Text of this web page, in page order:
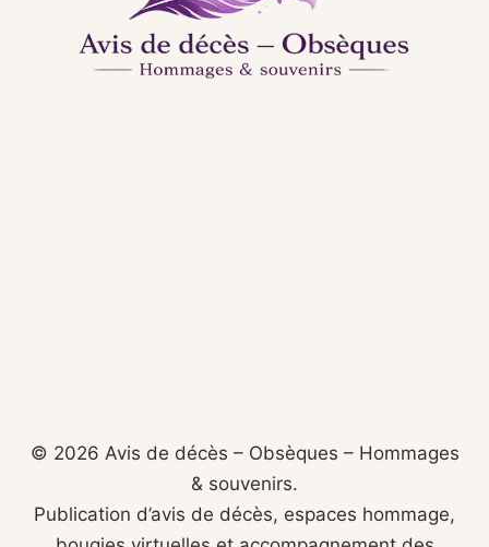
© 2026 Avis de décès – Obsèques – Hommages
& souvenirs.
Publication d’avis de décès, espaces hommage,